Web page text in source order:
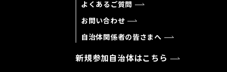
よくあるご質問
お問い合わせ
自治体関係者の皆さまへ
新規参加自治体はこちら